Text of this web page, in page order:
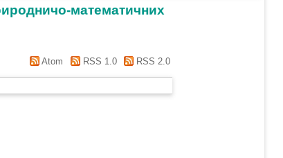
математичних
Atom RSS 1.0 RSS 2.0